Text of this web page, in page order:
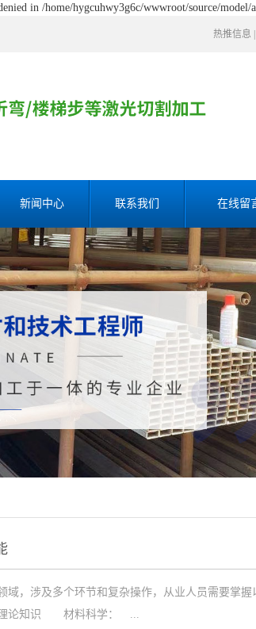
in /home/hygcuhwy3g6c/wwwroot/source/model/
热推信息
新闻中心 联系我们 在线留
，涉及多个环节和复杂操作，从业人员需要掌握
理论知识 材料科学： ...